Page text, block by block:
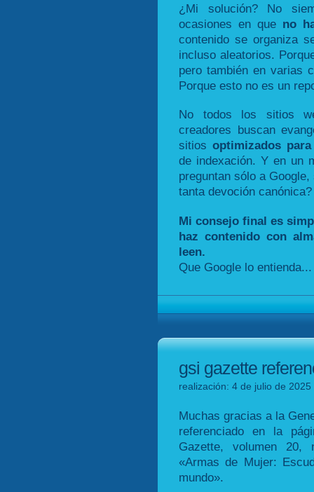
¿Mi solución? No
ocasiones en que no
contenido se organiza
incluso aleatorios.
pero también en varias
Porque esto no es un
No todos los sitios
creadores buscan
sitiosoptimizados
de indexación. Y en un
preguntan sólo a
tanta devoción canónica?
Mi consejo final es
haz contenido con
leen.
Que Google lo
gsi gazette
realización: 4 de julio de
Muchas gracias a la
referenciado en la
Gazette, volumen 20,
«Armas de Mujer:
mundo».